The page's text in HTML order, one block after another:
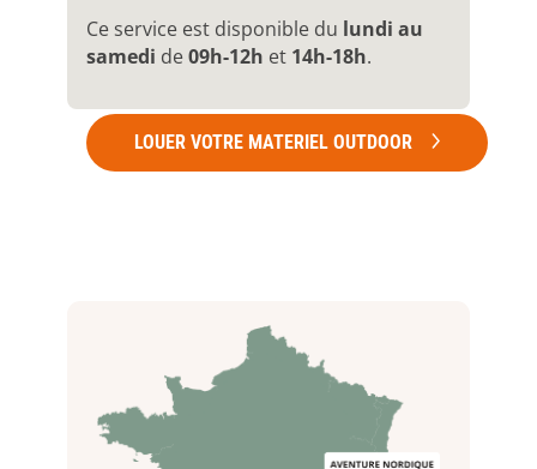
Ce service est disponible du lundi au
samedi de09h-12h et 14h-18h.
LOUER VOTRE MATERIEL OUTDOOR